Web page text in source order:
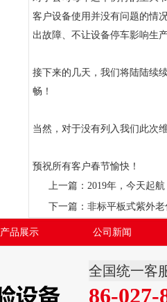
客户设备使用并没有问题的情
出故障、不让设备停车影响生
接下来的几天，我们将陆陆续
畅！
当然，对于没有列入我们此次
预祝所有客户春节愉快！
上一篇： 2019年，今天起航
下一篇： 非标平板式紫外
产品展示 公司新闻
全国统一客
86-027-